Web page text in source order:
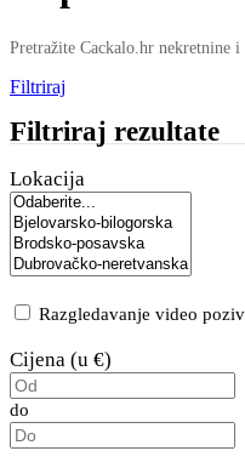
Pretražite Cackalo.hr nekretnine
Filtriraj
Filtriraj rezultate
Lokacija
Razgledavanje video
Cijena (u €)
do